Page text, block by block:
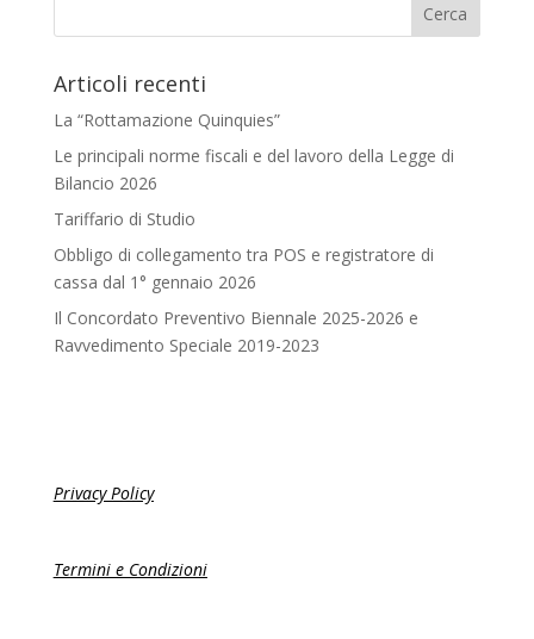
Articoli recenti
La “Rottamazione Quinquies”
Le principali norme fiscali e del lavoro della Legge di
Bilancio 2026
Tariffario di Studio
Obbligo di collegamento tra POS e registratore di
cassa dal 1° gennaio 2026
Il Concordato Preventivo Biennale 2025-2026 e
Ravvedimento Speciale 2019-2023
Privacy Policy
Termini e Condizioni